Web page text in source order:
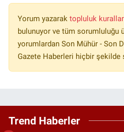
Yorum yazarak topluluk
bulunuyor ve tüm sorumluluğu
yorumlardan Son Mühür - Son
Gazete Haberleri hiçbir
Trend Haberler